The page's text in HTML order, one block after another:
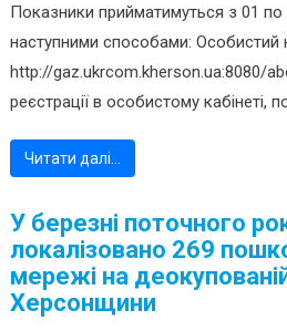
Показники прийматимуться з 01
наступними способами: Особистий
http://gaz.ukrcom.kherson.ua:8080/
реєстрації в особистому кабінеті,
Читати далі…
У березні поточного
локалізовано 269
мережі на
Херсонщини